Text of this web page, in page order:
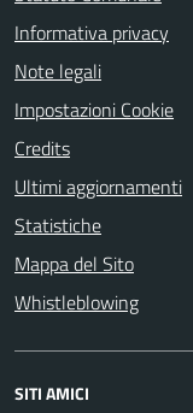
Informativa privacy
Note legali
Impostazioni Cookie
Credits
Ultimi aggiornamenti
Statistiche
Mappa del Sito
Whistleblowing
SITI AMICI